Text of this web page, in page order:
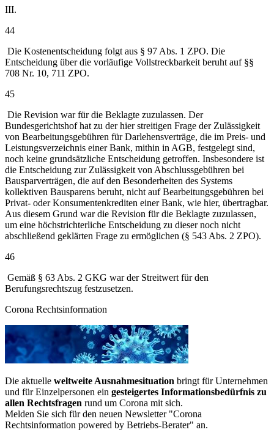
III.
44
Die Kostenentscheidung folgt aus § 97 Abs. 1 ZPO. Die
Entscheidung über die vorläufige Vollstreckbarkeit beruht auf §§
708 Nr. 10, 711 ZPO.
45
Die Revision war für die Beklagte zuzulassen. Der
Bundesgerichtshof hat zu der hier streitigen Frage der Zulässigkeit
von Bearbeitungsgebühren für Darlehensverträge, die im Preis- und
Leistungsverzeichnis einer Bank, mithin in AGB, festgelegt sind,
noch keine grundsätzliche Entscheidung getroffen. Insbesondere ist
die Entscheidung zur Zulässigkeit von Abschlussgebühren bei
Bausparverträgen, die auf den Besonderheiten des Systems
kollektiven Bausparens beruht, nicht auf Bearbeitungsgebühren bei
Privat- oder Konsumentenkrediten einer Bank, wie hier, übertragbar.
Aus diesem Grund war die Revision für die Beklagte zuzulassen,
um eine höchstrichterliche Entscheidung zu dieser noch nicht
abschließend geklärten Frage zu ermöglichen (§ 543 Abs. 2 ZPO).
46
Gemäß § 63 Abs. 2 GKG war der Streitwert für den
Berufungsrechtszug festzusetzen.
Corona Rechtsinformation
Die aktuelle weltweite Ausnahmesituation bringt für Unternehmen
und für Einzelpersonen ein gesteigertes Informationsbedürfnis zu
allen Rechtsfragen rund um Corona mit sich.
Melden Sie sich für den neuen Newsletter "Corona
Rechtsinformation powered by Betriebs-Berater" an.